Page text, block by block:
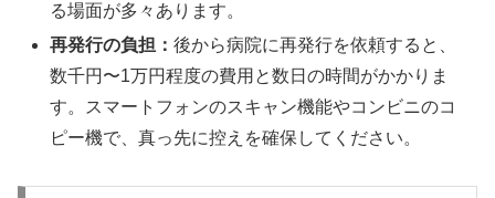
る場面が多々あります。
再発行の負担：後から病院に再発行を依頼すると、
数千円〜1万円程度の費用と数日の時間がかかりま
す。スマートフォンのスキャン機能やコンビニのコ
ピー機で、真っ先に控えを確保してください。